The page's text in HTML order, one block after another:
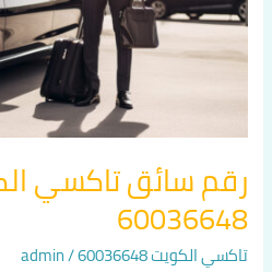
رقم سائق تاكسي
60036648
تاكسي الكويت 60036648 /
admin
60036648